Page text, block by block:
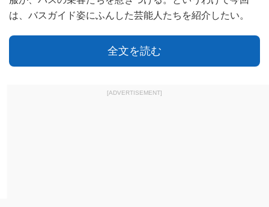
は、バスガイド姿にふんした芸能人たちを紹介したい。
全文を読む
[ADVERTISEMENT]